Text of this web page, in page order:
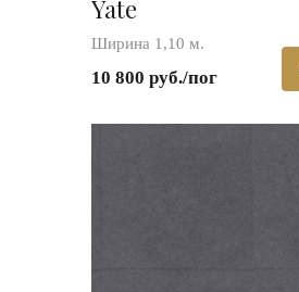
Yate
Ширина 1,10 м.
10 800 руб./пог